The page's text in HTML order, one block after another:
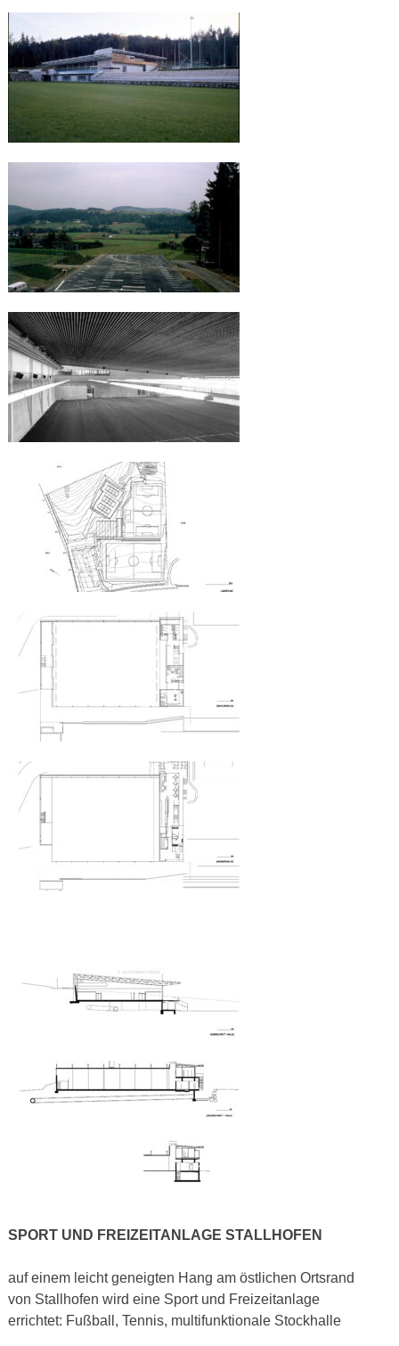
SPORT UND FREIZEITANLAGE STALLHOFEN
auf einem leicht geneigten Hang am östlichen Ortsrand
von Stallhofen wird eine Sport und Freizeitanlage
errichtet: Fußball, Tennis, multifunktionale Stockhalle